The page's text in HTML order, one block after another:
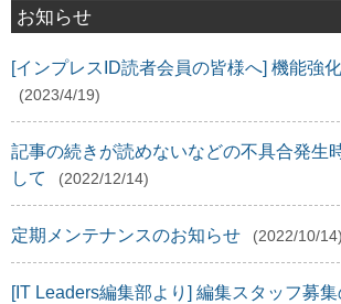
お知らせ
[インプレスID読者会員の皆様へ] 機能強
(2023/4/19)
記事の続きが読めないなどの不具合発生
して
(2022/12/14)
定期メンテナンスのお知らせ (2022/10/14)
[IT Leaders編集部より] 編集スタッフ募